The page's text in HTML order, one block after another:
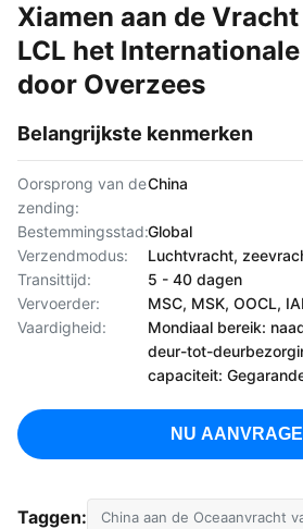
Xiamen aan de
LCL het
door Overzees
Belangrijkste kenmerken
Oorsprong van de
zending:
China
Bestemmingsstad:Global
Verzendmodus:
Luchtvracht,
Transittijd:
5 - 40 dagen
Vervoerder:
MSC, MSK, OOCL,
Vaardigheid:
Mondiaal bereik:
deur-tot-
capaciteit:
NU
Taggen: China aan de Oceaanvracht